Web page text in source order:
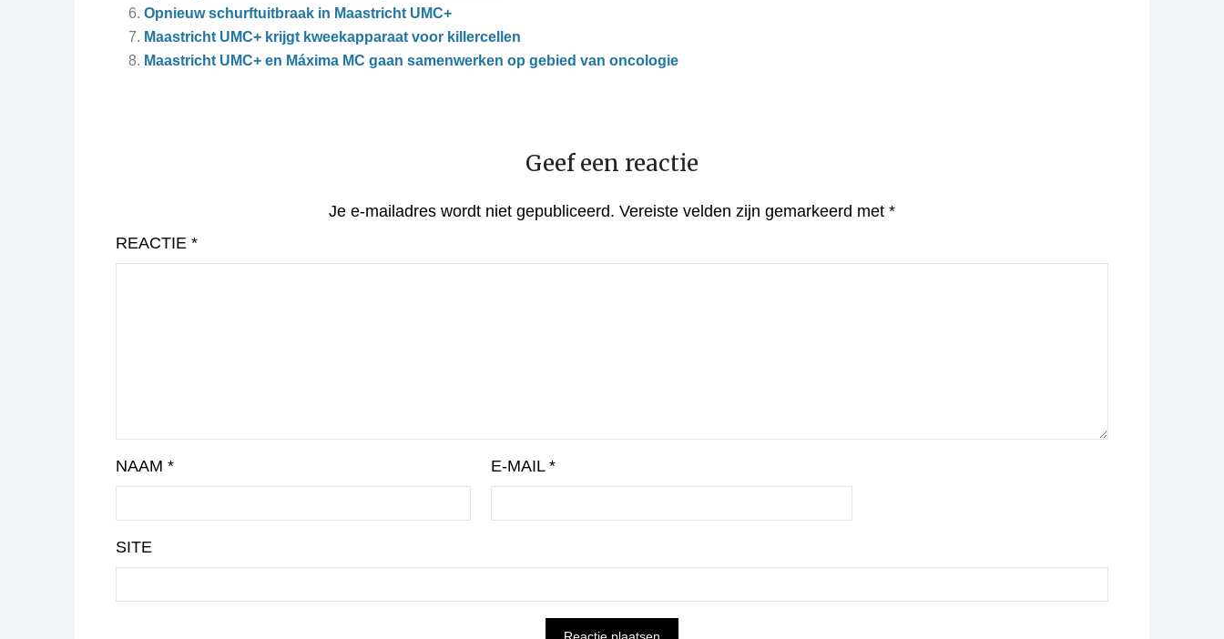
Opnieuw schurftuitbraak in Maastricht UMC+
Maastricht UMC+ krijgt kweekapparaat voor killercellen
Maastricht UMC+ en Máxima MC gaan samenwerken op gebied van oncologie
Geef een reactie
Je e-mailadres wordt niet gepubliceerd. Vereiste velden zijn gemarkeerd met *
REACTIE *
NAAM * E-MAIL *
SITE